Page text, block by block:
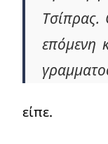
επόμενη
είπε.